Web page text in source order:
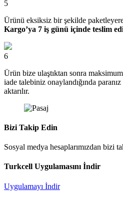
5
Ürünü eksiksiz bir şekilde
Kargo’ya 7 iş günü içinde teslim
6
Ürün bize ulaştıktan sonra maksimum
iade talebiniz onaylandığında
aktarılır.
Bizi Takip Edin
Sosyal medya hesaplarımızdan bizi
Turkcell Uygulamasını İndir
Uygulamayı İndir